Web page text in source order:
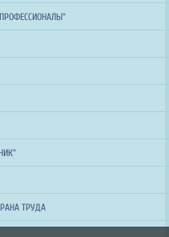
ТРУДА